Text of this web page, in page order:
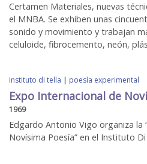
Certamen Materiales, nuevas
el MNBA. Se exhiben unas
sonido y movimiento y trabajan
celuloide, fibrocemento, neón,
instituto di tella | poesía experimental
Expo Internacional de
1969
Edgardo Antonio Vigo organiza la
Novísima Poesía” en el Instituto